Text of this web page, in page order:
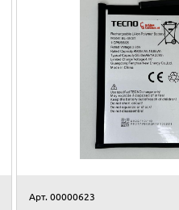
Арт. 00000623